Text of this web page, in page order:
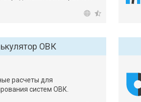
ОВК
расчеты для
систем ОВК.